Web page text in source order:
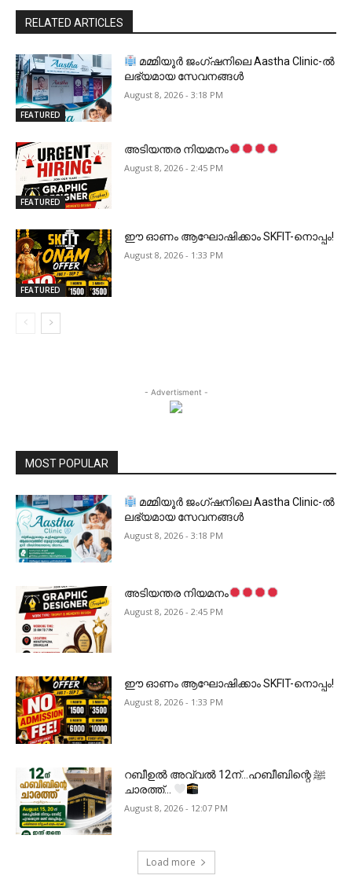
RELATED ARTICLES
FEATURED
മമ്മിയൂർ ജംഗ്ഷനിലെ Aastha Clinic-ൽ
ലഭ്യമായ സേവനങ്ങൾ
August 8, 2026 - 3:18 PM
FEATURED
അടിയന്തര നിയമനം
August 8, 2026 - 2:45 PM
FEATURED
ഈ ഓണം ആഘോഷിക്കാം SKFIT-നൊപ്പം!
August 8, 2026 - 1:33 PM
- Advertisment -
MOST POPULAR
മമ്മിയൂർ ജംഗ്ഷനിലെ Aastha Clinic-ൽ
ലഭ്യമായ സേവനങ്ങൾ
August 8, 2026 - 3:18 PM
അടിയന്തര നിയമനം
August 8, 2026 - 2:45 PM
ഈ ഓണം ആഘോഷിക്കാം SKFIT-നൊപ്പം!
August 8, 2026 - 1:33 PM
റബീഉൽ അവ്വൽ 12ന്…ഹബീബിന്റെ ﷺ
ചാരത്ത്…
August 8, 2026 - 12:07 PM
Load more